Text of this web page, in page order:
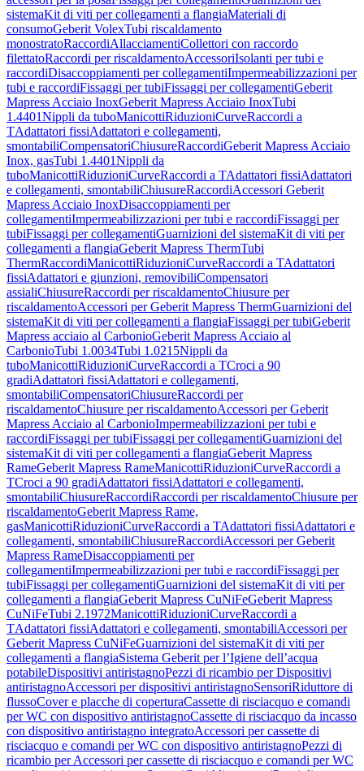
sistemaKit di viti per collegamenti a flangiaMateriali di
consumoGeberit VolexTubi riscaldamento
monostratoRaccordiAllacciamentiCollettori con raccordo
filettatoRaccordi per riscaldamentoAccessoriIsolanti per tubi e
raccordiDisaccoppiamenti per collegamentiImpermeabilizzazioni per
tubi e raccordiFissaggi per tubiFissaggi per collegamentiGeberit
Mapress Acciaio InoxGeberit Mapress Acciaio InoxTubi
1.4401Nippli da tuboManicottiRiduzioniCurveRaccordi a
TAdattatori fissiAdattatori e collegamenti,
smontabiliCompensatoriChiusureRaccordiGeberit Mapress Acciaio
Inox, gasTubi 1.4401Nippli da
tuboManicottiRiduzioniCurveRaccordi a TAdattatori fissiAdattatori
e collegamenti, smontabiliChiusureRaccordiAccessori Geberit
Mapress Acciaio InoxDisaccoppiamenti per
collegamentiImpermeabilizzazioni per tubi e raccordiFissaggi per
tubiFissaggi per collegamentiGuarnizioni del sistemaKit di viti per
collegamenti a flangiaGeberit Mapress ThermTubi
ThermRaccordiManicottiRiduzioniCurveRaccordi a TAdattatori
fissiAdattatori e giunzioni, removibiliCompensatori
assialiChiusureRaccordi per riscaldamentoChiusure per
riscaldamentoAccessori per Geberit Mapress ThermGuarnizioni del
sistemaKit di viti per collegamenti a flangiaFissaggi per tubiGeberit
Mapress acciaio al CarbonioGeberit Mapress Acciaio al
CarbonioTubi 1.0034Tubi 1.0215Nippli da
tuboManicottiRiduzioniCurveRaccordi a TCroci a 90
gradiAdattatori fissiAdattatori e collegamenti,
smontabiliCompensatoriChiusureRaccordi per
riscaldamentoChiusure per riscaldamentoAccessori per Geberit
Mapress Acciaio al CarbonioImpermeabilizzazioni per tubi e
raccordiFissaggi per tubiFissaggi per collegamentiGuarnizioni del
sistemaKit di viti per collegamenti a flangiaGeberit Mapress
RameGeberit Mapress RameManicottiRiduzioniCurveRaccordi a
TCroci a 90 gradiAdattatori fissiAdattatori e collegamenti,
smontabiliChiusureRaccordiRaccordi per riscaldamentoChiusure per
riscaldamentoGeberit Mapress Rame,
gasManicottiRiduzioniCurveRaccordi a TAdattatori fissiAdattatori e
collegamenti, smontabiliChiusureRaccordiAccessori per Geberit
Mapress RameDisaccoppiamenti per
collegamentiImpermeabilizzazioni per tubi e raccordiFissaggi per
tubiFissaggi per collegamentiGuarnizioni del sistemaKit di viti per
collegamenti a flangiaGeberit Mapress CuNiFeGeberit Mapress
CuNiFeTubi 2.1972ManicottiRiduzioniCurveRaccordi a
TAdattatori fissiAdattatori e collegamenti, smontabiliAccessori per
Geberit Mapress CuNiFeGuarnizioni del sistemaKit di viti per
collegamenti a flangiaSistema Geberit per l’Igiene dell’acqua
potabileDispositivi antiristagnoPezzi di ricambio per Dispositivi
antiristagnoAccessori per dispositivi antiristagnoSensoriRiduttore di
flussoCover e placche di coperturaCassette di risciacquo e comandi
per WC con dispositivo antiristagnoCassette di risciacquo da incasso
con dispositivo antiristagno integratoAccessori per cassette di
risciacquo e comandi per WC con dispositivo antiristagnoPezzi di
ricambio per Accessori per cassette di risciacquo e comandi per WC